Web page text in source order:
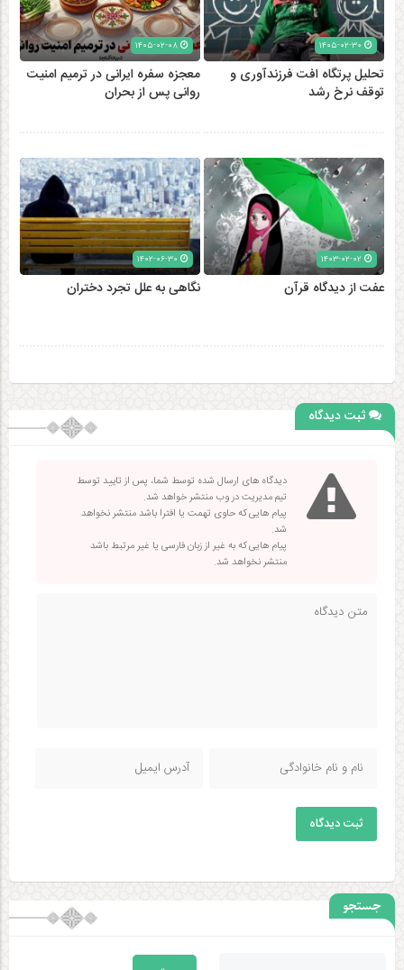
تحلیل پرتگاه افت فرزندآوری و
توقف نرخ رشد
معجزه سفره ایرانی در ترمیم امنیت
روانی پس از بحران
عفت از دیدگاه قرآن نگاهی به علل تجرد دختران
ثبت دیدگاه
دیدگاه های ارسال شده توسط شما، پس از تایید توسط
تیم مدیریت در وب منتشر خواهد شد.
پیام هایی که حاوی تهمت یا افترا باشد منتشر نخواهد
شد.
پیام هایی که به غیر از زبان فارسی یا غیر مرتبط باشد
منتشر نخواهد شد.
ثبت دیدگاه
جستجو